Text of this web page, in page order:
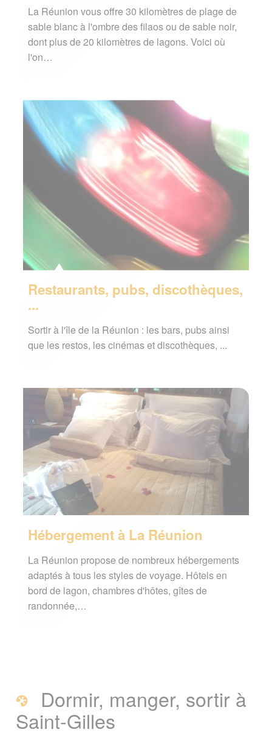
La Réunion vous offre 30 kilomètres de plage de
sable blanc à l'ombre des filaos ou de sable noir,
dont plus de 20 kilomètres de lagons. Voici où
l'on…
Restaurants, pubs, discothèques,
...
Sortir à l'île de la Réunion : les bars, pubs ainsi
que les restos, les cinémas et discothèques, ...
Hébergement à La Réunion
La Réunion propose de nombreux hébergements
adaptés à tous les styles de voyage. Hôtels en
bord de lagon, chambres d'hôtes, gîtes de
randonnée,…
Dormir, manger, sortir à
Saint-Gilles